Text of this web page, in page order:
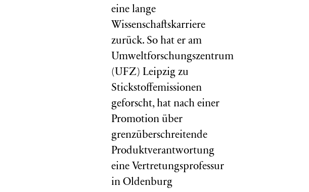
eine lange
Wissenschaftskarriere
zurück. So hat er am
Umweltforschungszentrum
(UFZ) Leipzig zu
Stickstoffemissionen
geforscht, hat nach einer
Promotion über
grenzüberschreitende
Produktverantwortung
eine Vertretungsprofessur
in Oldenburg